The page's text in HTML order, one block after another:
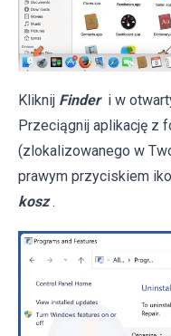
Kliknij Finder i w
Przeciągnij aplikację z
(zlokalizowanego w
prawym przyciskiem
kosz .